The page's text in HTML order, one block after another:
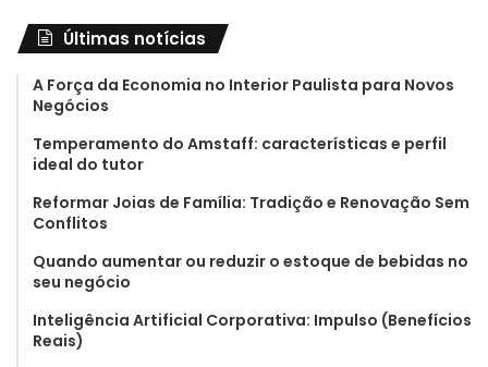
Últimas notícias
A Força da Economia no Interior Paulista para Novos
Negócios
Temperamento do Amstaff: características e perfil
ideal do tutor
Reformar Joias de Família: Tradição e Renovação Sem
Conflitos
Quando aumentar ou reduzir o estoque de bebidas no
seu negócio
Inteligência Artificial Corporativa: Impulso (Benefícios
Reais)